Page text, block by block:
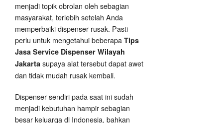
menjadi topik obrolan oleh sebagian
masyarakat, terlebih setelah Anda
memperbaiki dispenser rusak. Pasti
perlu untuk mengetahui beberapa Tips
Jasa Service Dispenser Wilayah
Jakarta supaya alat tersebut dapat awet
dan tidak mudah rusak kembali.
Dispenser sendiri pada saat ini sudah
menjadi kebutuhan hampir sebagian
besar keluarga di Indonesia, bahkan